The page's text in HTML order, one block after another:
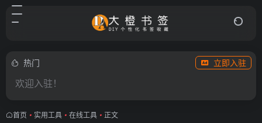
热门 立即入驻
欢迎入驻！
首页 • 实用工具 • 在线工具 • 正文